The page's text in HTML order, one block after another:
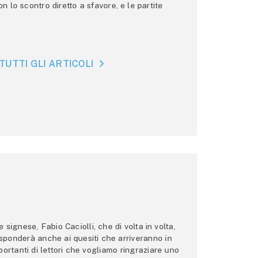
lo scontro diretto a sfavore, e le partite
GLI ARTICOLI
Fabio Caciolli, che di volta in volta,
anche ai quesiti che arriveranno in
di lettori che vogliamo ringraziare uno